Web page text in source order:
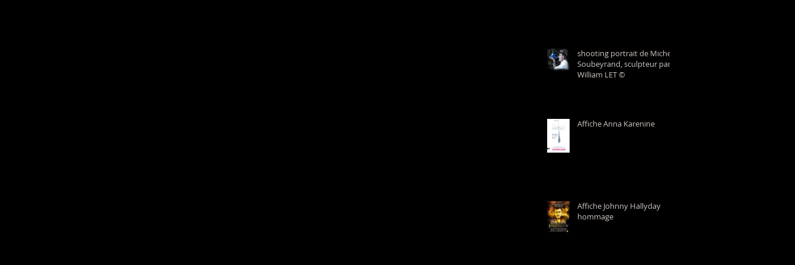
shooting portrait de Michel
Soubeyrand, sculpteur par
William LET ©
Affiche Anna Karenine
Affiche Johnny Hallyday
hommage